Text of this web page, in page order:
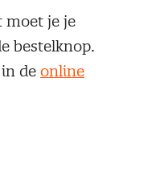
moet je je
bestelknop.
de online